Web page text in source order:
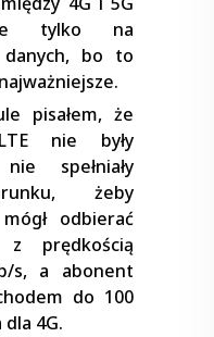
tylko na
danych, bo to
pisałem, że
nie były
spełniały
żeby
odbierać
z prędkością
s, a abonent
do 100
4G.